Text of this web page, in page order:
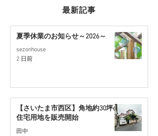
【桶川市川田谷・東南角
販売予定
最新記事
夏季休業のお知らせ～2026～
sezonhouse
2 日前
【さいたま市西区】角地約30坪の
住宅用地を販売開始
田中